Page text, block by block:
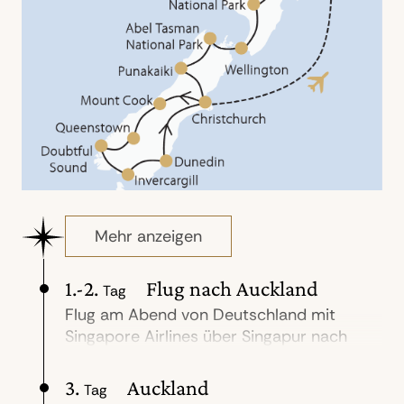
Mehr anzeigen
1.-2. Tag Flug nach Auckland
Flug am Abend von Deutschland mit
Singapore Airlines über Singapur nach
3. Tag Auckland